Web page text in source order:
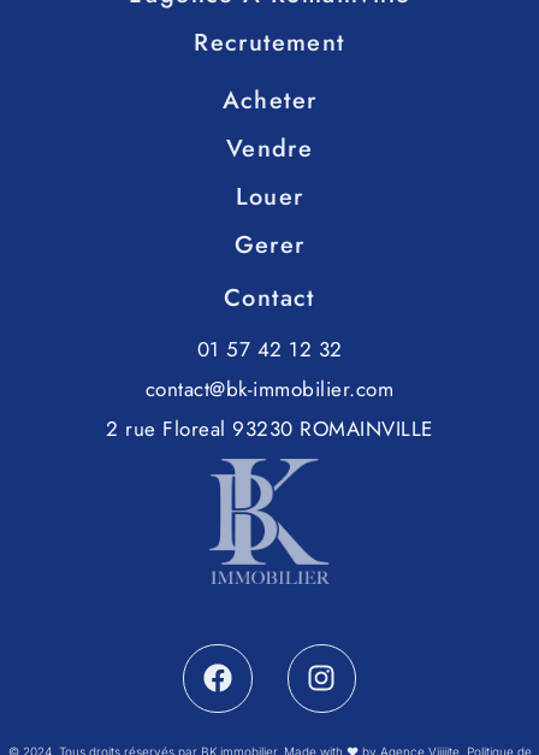
Recrutement
Acheter
Vendre
Louer
Gerer
Contact
01 57 42 12 32
contact@bk-immobilier.com
2 rue Floreal 93230 ROMAINVILLE
© 2024. Tous droits réservés par BK immobilier. Made with ♥ by Agence Viiiiite. Politique de